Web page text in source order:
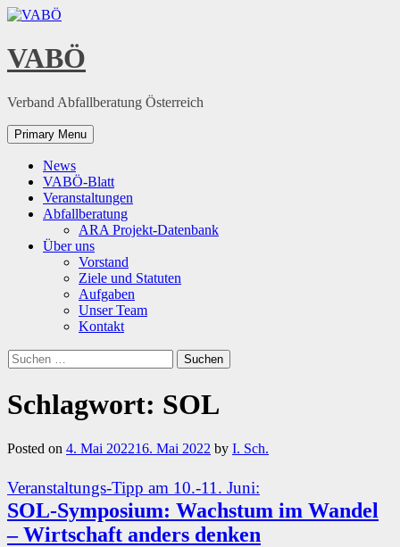
Skip
content
VABÖ
Verband Abfallberatung Österreich
Primary Menu
News
VABÖ-Blatt
Veranstaltungen
Abfallberatung
ARA Projekt-Datenbank
Über uns
Vorstand
Ziele und Statuten
Aufgaben
Unser Team
Kontakt
Suchen
nach:
Schlagwort: SOL
Posted on 4. Mai 202216. Mai 2022 by I. Sch.
Veranstaltungs-Tipp am 10.-11. Juni:
SOL-Symposium: Wachstum im Wandel
– Wirtschaft anders denken